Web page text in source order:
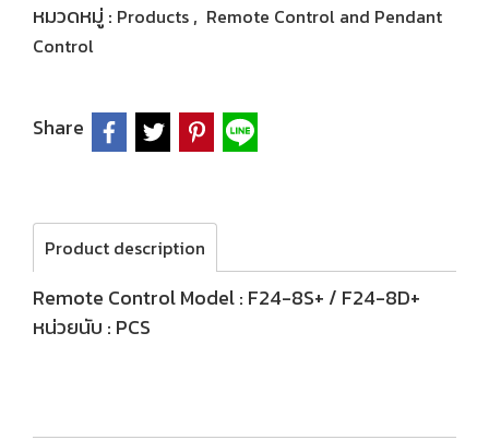
หมวดหมู่ : Products , Remote Control and Pendant
Control
Share
Product description
Remote Control Model : F24-8S+ / F24-8D+
หน่วยนับ : PCS